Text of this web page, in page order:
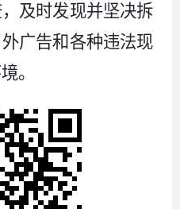
及时发现并坚决拆
广告和各种违法现
。